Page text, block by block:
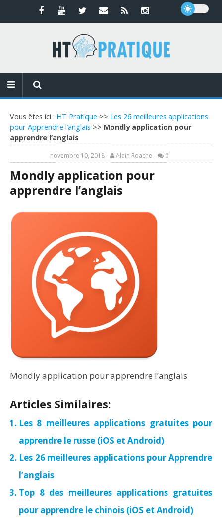
Vous êtes ici : HT Pratique >> Les 26 meilleures applications
pour Apprendre l’anglais >> Mondly application pour
apprendre l’anglais
novembre 10, 2018 Alain Roache 0
Mondly application pour
apprendre l’anglais
Mondly application pour apprendre l’anglais
Articles Similaires:
Les 8 meilleures applications gratuites pour
apprendre le russe (iOS et Android)
Les 26 meilleures applications pour Apprendre
l’anglais
Top 8 des meilleures applications gratuites
pour apprendre le chinois (iOS et Android)